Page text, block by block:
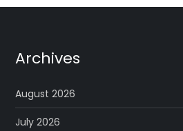
Archives
August 2026
July 2026